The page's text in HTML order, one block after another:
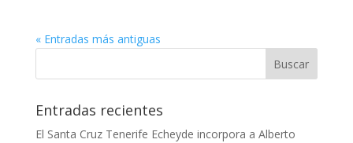
« Entradas más antiguas
Entradas recientes
El Santa Cruz Tenerife Echeyde incorpora a Alberto